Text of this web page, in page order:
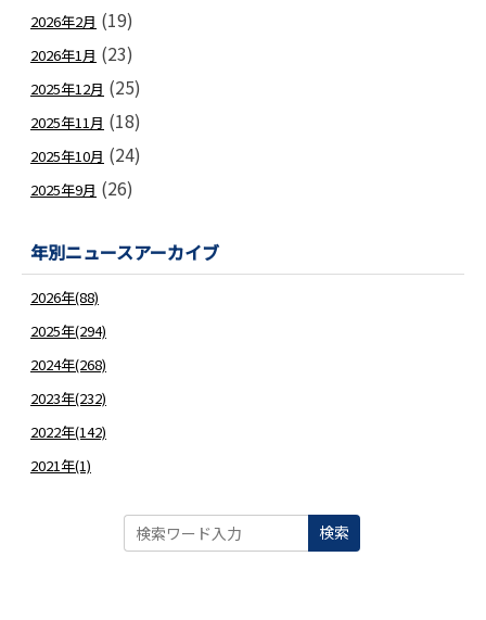
2026年2月 (19)
2026年1月 (23)
2025年12月 (25)
2025年11月 (18)
2025年10月 (24)
2025年9月 (26)
年別ニュースアーカイブ
2026年(88)
2025年(294)
2024年(268)
2023年(232)
2022年(142)
2021年(1)
検索